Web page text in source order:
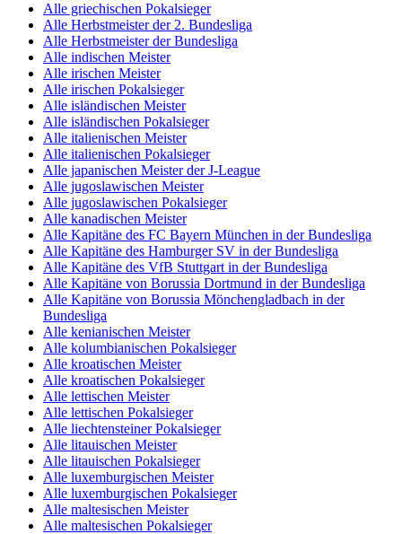
Alle griechischen Pokalsieger
Alle Herbstmeister der 2. Bundesliga
Alle Herbstmeister der Bundesliga
Alle indischen Meister
Alle irischen Meister
Alle irischen Pokalsieger
Alle isländischen Meister
Alle isländischen Pokalsieger
Alle italienischen Meister
Alle italienischen Pokalsieger
Alle japanischen Meister der J-League
Alle jugoslawischen Meister
Alle jugoslawischen Pokalsieger
Alle kanadischen Meister
Alle Kapitäne des FC Bayern München in der Bundesliga
Alle Kapitäne des Hamburger SV in der Bundesliga
Alle Kapitäne des VfB Stuttgart in der Bundesliga
Alle Kapitäne von Borussia Dortmund in der Bundesliga
Alle Kapitäne von Borussia Mönchengladbach in der
Bundesliga
Alle kenianischen Meister
Alle kolumbianischen Pokalsieger
Alle kroatischen Meister
Alle kroatischen Pokalsieger
Alle lettischen Meister
Alle lettischen Pokalsieger
Alle liechtensteiner Pokalsieger
Alle litauischen Meister
Alle litauischen Pokalsieger
Alle luxemburgischen Meister
Alle luxemburgischen Pokalsieger
Alle maltesischen Meister
Alle maltesischen Pokalsieger